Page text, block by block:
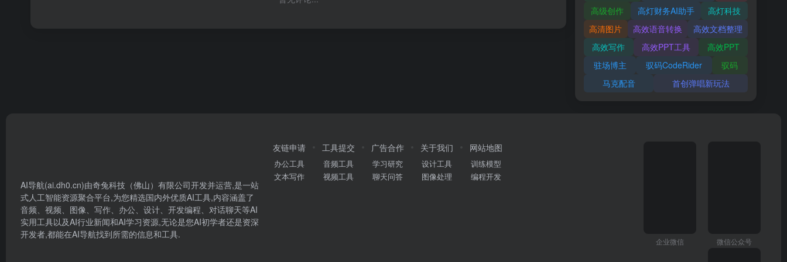
高级创作 高灯财务AI助手
高灯科技
高清图片
高效语音转换
高效文档整理
高效写作
高效PPT工具
高效PPT
驻场博主
驭码CodeRider
驭码
马克配音
首创弹唱新玩法
AI导航(ai.dh0.cn)由奇兔科技（佛山）有限公司开发并运营,是一站
式人工智能资源聚合平台,为您精选国内外优质AI工具,内容涵盖了
音频、视频、图像、写作、办公、设计、开发编程、对话聊天等AI
实用工具以及AI行业新闻和AI学习资源,无论是您AI初学者还是资深
友链申请
办公工具
工具提交
音频工具
广告合作
学习研究
关于我们
设计工具
网站地图
训练模型